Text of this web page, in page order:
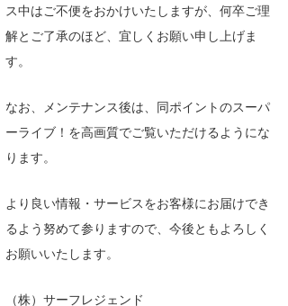
ス中はご不便をおかけいたしますが、何卒ご理
解とご了承のほど、宜しくお願い申し上げま
す。
なお、メンテナンス後は、同ポイントのスーパ
ーライブ！を高画質でご覧いただけるようにな
ります。
より良い情報・サービスをお客様にお届けでき
るよう努めて参りますので、今後ともよろしく
お願いいたします。
（株）サーフレジェンド
伊豆
四国
ルール＆How to
サーファーズ